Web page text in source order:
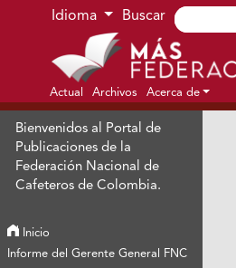
Ir al menú de navegación principal
Ir al contenido principal
Ir al pie de página del sitio
Idioma Buscar
Actual Archivos Acerca de
Bienvenidos al Portal de
Publicaciones de la
Federación Nacional de
Cafeteros de Colombia.
Inicio
Informe del Gerente General FNC